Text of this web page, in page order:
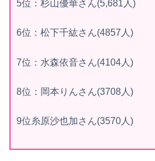
5位：杉山優華さん(5,681人)
6位：松下千紘さん(4857人)
7位：水森依音さん(4104人)
8位：岡本りんさん(3708人)
9位糸原沙也加さん(3570人)